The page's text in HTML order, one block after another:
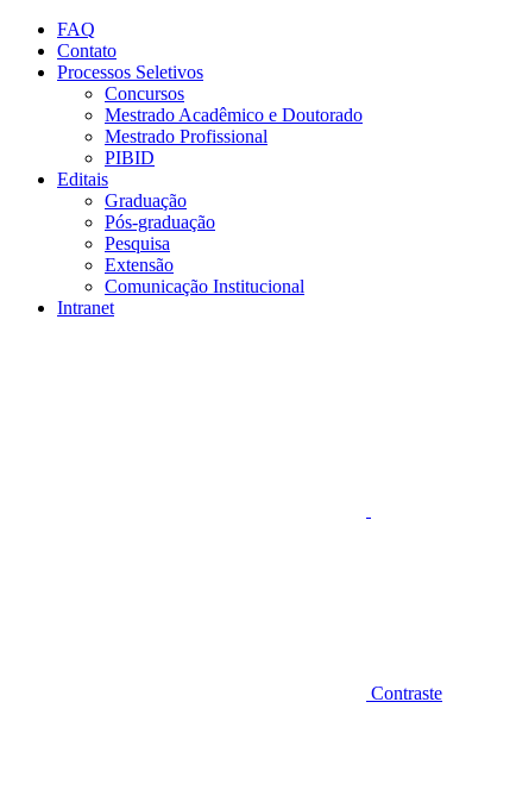
Conteúdo principal
FAQ
Contato
Processos Seletivos
Concursos
Mestrado Acadêmico e Doutorado
Mestrado Profissional
PIBID
Editais
Graduação
Pós-graduação
Pesquisa
Extensão
Comunicação Institucional
Intranet
Contraste